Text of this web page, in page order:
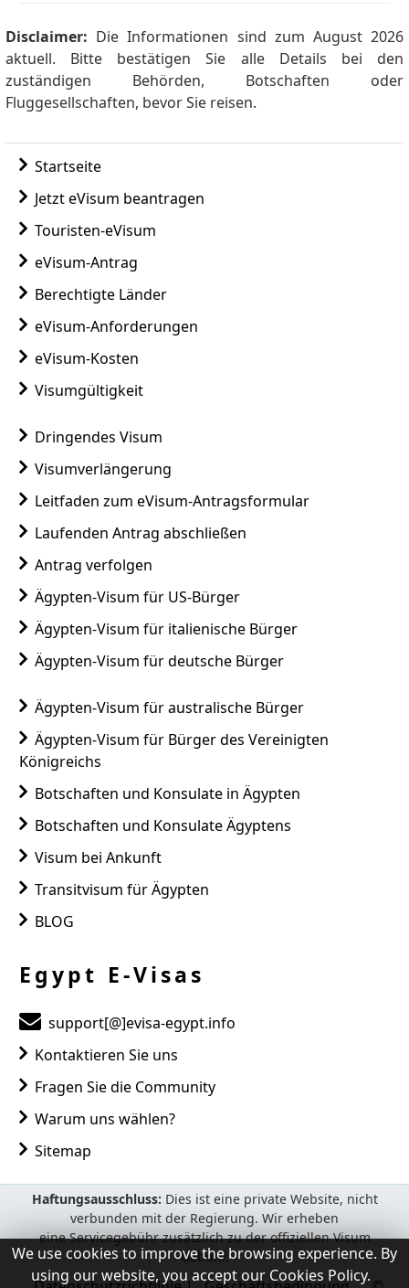
Visum mit einfacher Einreise nach Ägypten
einreisen. Sobald Sie nach Ägypten einreisen,
wird das Visum als verwendet betrachtet,
unabhängig davon, wie lange Sie bleiben.
Disclaimer: Die Informationen sind zum August 2026
aktuell. Bitte bestätigen Sie alle Details bei den
zuständigen Behörden, Botschaften oder
Fluggesellschaften, bevor Sie reisen.
Startseite
Jetzt eVisum beantragen
Touristen-eVisum
eVisum-Antrag
Berechtigte Länder
eVisum-Anforderungen
eVisum-Kosten
Visumgültigkeit
Dringendes Visum
Visumverlängerung
Leitfaden zum eVisum-Antragsformular
Laufenden Antrag abschließen
Antrag verfolgen
Ägypten-Visum für US-Bürger
Ägypten-Visum für italienische Bürger
Ägypten-Visum für deutsche Bürger
Ägypten-Visum für australische Bürger
Ägypten-Visum für Bürger des Vereinigten
Königreichs
Botschaften und Konsulate in Ägypten
Botschaften und Konsulate Ägyptens
Visum bei Ankunft
Transitvisum für Ägypten
BLOG
Egypt E-Visas
support[@]evisa-egypt.info
Kontaktieren Sie uns
Fragen Sie die Community
Warum uns wählen?
Sitemap
We use cookies to improve the browsing experience. By
using our website, you accept our Cookies Policy.